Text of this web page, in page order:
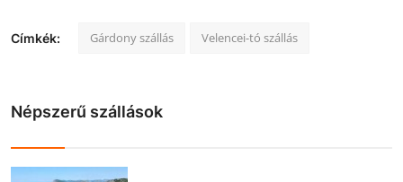
Címkék: Gárdony szállás Velencei-tó szállás
Népszerű szállások